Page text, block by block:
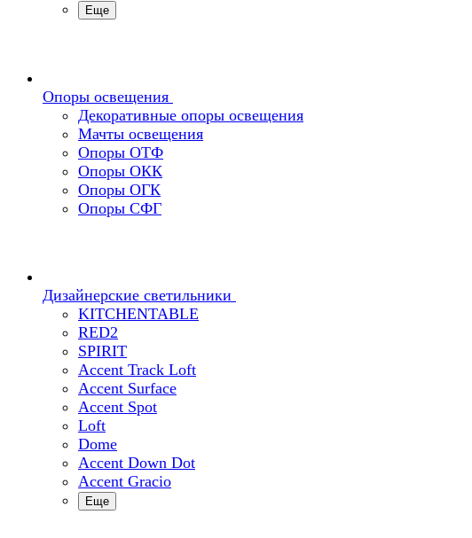
Еще
Опоры освещения
Декоративные опоры освещения
Мачты освещения
Опоры ОТФ
Опоры ОКК
Опоры ОГК
Опоры СФГ
Дизайнерские светильники
KITCHENTABLE
RED2
SPIRIT
Accent Track Loft
Accent Surface
Accent Spot
Loft
Dome
Accent Down Dot
Accent Gracio
Еще